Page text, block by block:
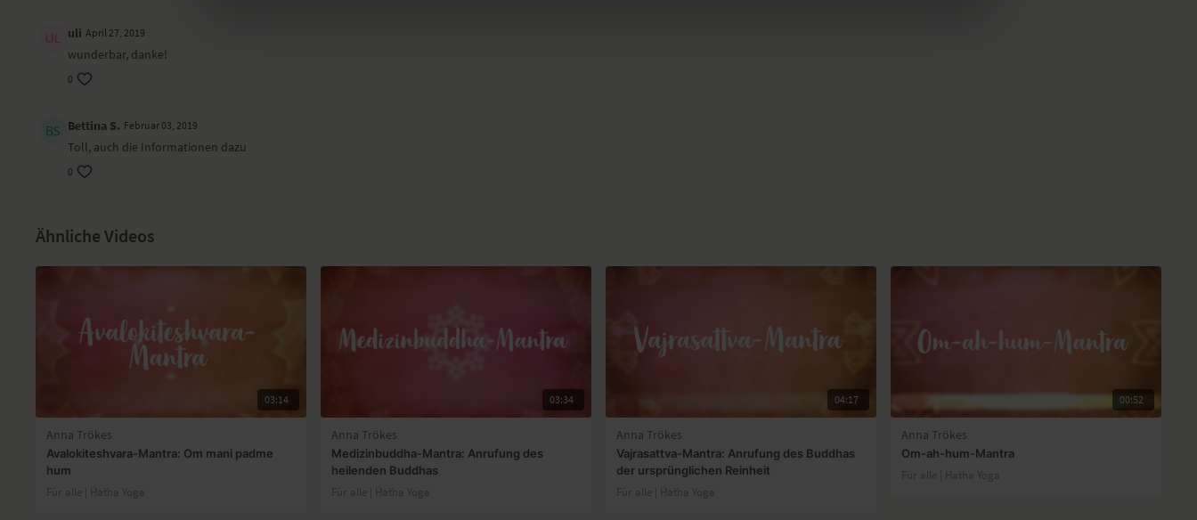
uli April 27, 2019
wunderbar, danke!
0
Bettina S. Februar 03, 2019
Toll, auch die Informationen dazu
0
Ähnliche Videos
03:14
Anna Trökes
Avalokiteshvara-Mantra: Om mani padme
hum
Für alle | Hatha Yoga
03:34
Anna Trökes
Medizinbuddha-Mantra: Anrufung des
heilenden Buddhas
Für alle | Hatha Yoga
04:17
Anna Trökes
Vajrasattva-Mantra: Anrufung des Buddhas
der ursprünglichen Reinheit
Für alle | Hatha Yoga
00:52
Anna Trökes
Om-ah-hum-Mantra
Für alle | Hatha Yoga